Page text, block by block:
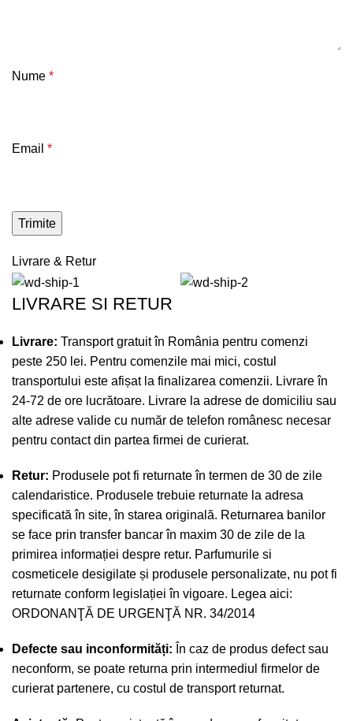
Nume *
Email *
Livrare & Retur
LIVRARE SI RETUR
Livrare: Transport gratuit în România pentru comenzi
peste 250 lei. Pentru comenzile mai mici, costul
transportului este afișat la finalizarea comenzii. Livrare în
24-72 de ore lucrătoare. Livrare la adrese de domiciliu sau
alte adrese valide cu număr de telefon românesc necesar
pentru contact din partea firmei de curierat.
Retur: Produsele pot fi returnate în termen de 30 de zile
calendaristice. Produsele trebuie returnate la adresa
specificată în site, în starea originală. Returnarea banilor
se face prin transfer bancar în maxim 30 de zile de la
primirea informației despre retur. Parfumurile si
cosmeticele desigilate și produsele personalizate, nu pot fi
returnate conform legislației în vigoare. Legea aici:
ORDONANŢĂ DE URGENŢĂ NR. 34/2014
Defecte sau inconformități: În caz de produs defect sau
neconform, se poate returna prin intermediul firmelor de
curierat partenere, cu costul de transport returnat.